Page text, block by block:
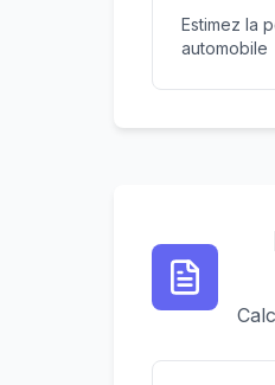
Estimez la
automobile